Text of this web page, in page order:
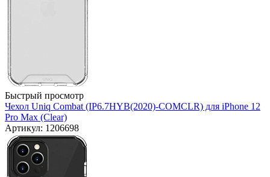
Быстрый просмотр
Чехол Uniq Combat (IP6.7HYB(2020)-COMCLR) для iPhone 12
Pro Max (Clear)
Артикул: 1206698